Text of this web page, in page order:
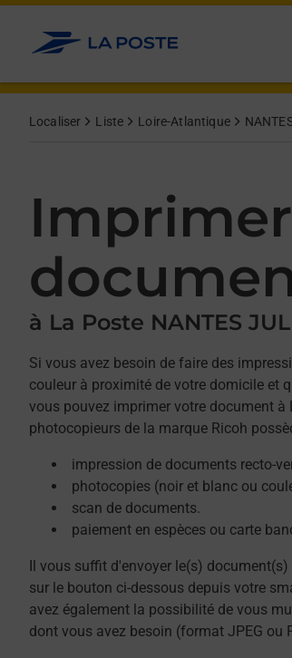
Allez au contenu
Localiser Liste Loire-Atlantique
à La Poste NANTES
Si vous avez besoin de faire des
couleur à proximité de votre domicile et
vous pouvez imprimer votre document à
photocopieurs de la marque Ricoh
impression de documents recto-
photocopies (noir et blanc ou
scan de documents.
paiement en espèces ou carte
Il vous suffit d'envoyer le(s)
sur le bouton ci-dessous depuis votre
avez également la possibilité de vous
dont vous avez besoin (format JPEG ou
Afficher ou masquer la réponse
Afficher ou masquer la réponse
Afficher ou masquer la réponse
Afficher ou masquer la réponse